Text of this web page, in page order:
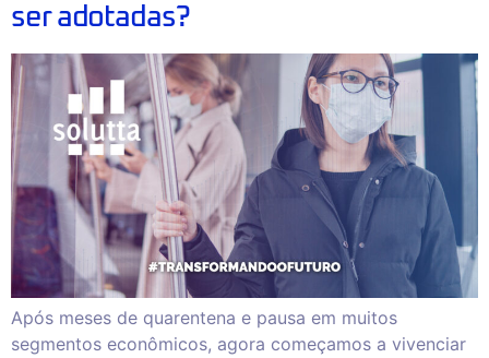
ser adotadas?
Após meses de quarentena e pausa em muitos
segmentos econômicos, agora começamos a vivenciar